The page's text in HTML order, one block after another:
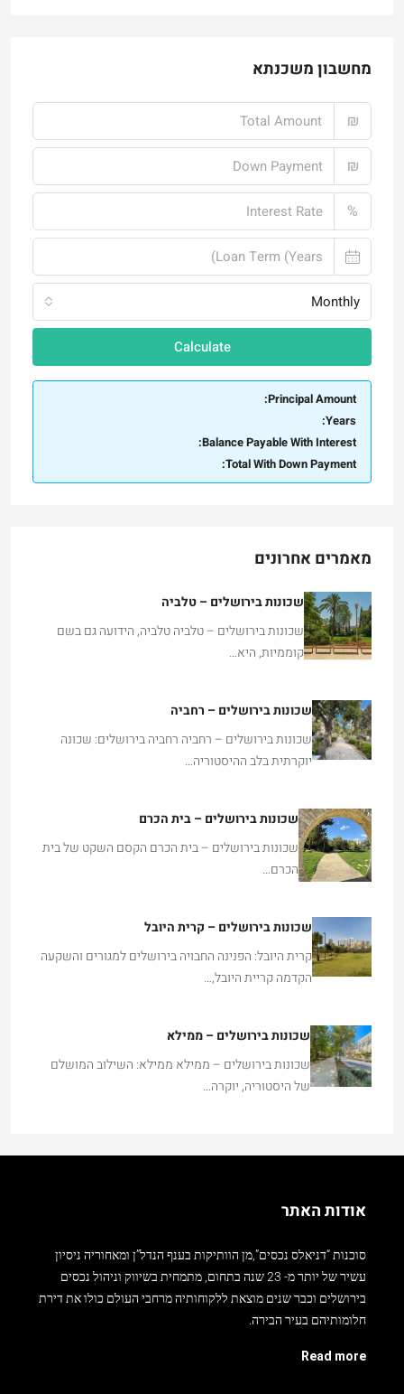
₪
₪
%
Monthly
Calculate
Principal Amount:
Years:
Balance Payable With Interest:
Total With Down Payment:
שכונות בירושלים – טלביה טלביה, הידועה גם בשם
קוממיות, היא…
שכונות בירושלים – רחביה רחביה בירושלים: שכונה
יוקרתית בלב ההיסטוריה…
שכונות בירושלים – בית הכרם הקסם השקט של בית
הכרם…
קרית היובל: הפנינה החבויה בירושלים למגורים והשקעה
הקדמה קריית היובל,…
שכונות בירושלים – ממילא ממילא: השילוב המושלם
של היסטוריה, יוקרה…
עשיר של יותר מ- 23 שנה בתחום, מתמחית בשיווק וניהול נכסים
בירושלים וכבר שנים מוצאת ללקוחותיה מרחבי העולם כולו את דירת
חלומותיהם בעיר הבירה.